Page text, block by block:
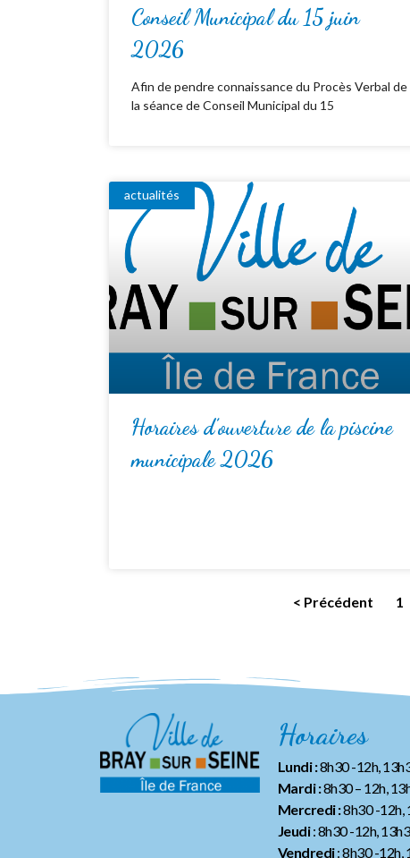
Conseil Municipal du 15 juin
2026
Afin de pendre connaissance du Procès Verbal de
la séance de Conseil Municipal du 15
actualités
Horaires d’ouverture de la piscine
municipale 2026
< Précédent 1
Horaires
Lundi :8h30 -12h,
Mardi :8h30 – 12h,
Mercredi :8h30 -12h,
Jeudi: 8h30 -12h,
Vendredi: 8h30 -12h,